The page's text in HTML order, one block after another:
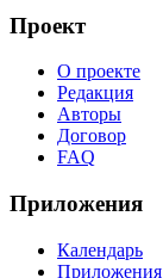
Проект
О проекте
Редакция
Авторы
Договор
FAQ
Приложения
Календарь
Приложения